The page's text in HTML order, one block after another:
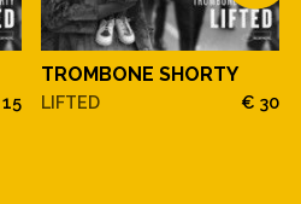
TROMBONE SHORTY
LIFTED € 30